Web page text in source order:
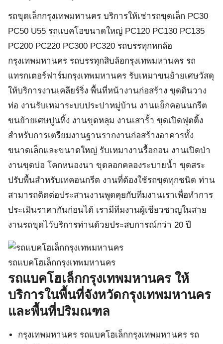
รถขุดเล็กกรุงเทพมหานคร บริการให้เช่ารถขุดเล็ก PC30
PC50 U55 รถแบคโฮขนาดใหญ่ PC120 PC130 PC135
PC200 PC220 PC300 PC320 รถบรรทุกหกล้อ
กรุงเทพมหานคร รถบรรทุกสิบล้อกรุงเทพมหานคร รถ
แทรกเตอร์ฟาร์มกรุงเทพมหานคร รับเหมาขนย้ายเศษวัสดุ
ให้บริการงานเคลียร์ริ่ง พื้นที่หน้างานก่อสร้าง ขุดดินวาง
ท่อ งานรับเหมาระบบประปาหมู่บ้าน งานแย็กคอนนกรีต
ขนย้ายเศษปูนทิ้ง งานขุดหลุม งานเสารั้ว ขุดเปิดฟุตติ้ง
สำหรับการเตรียมงานฐานรากงานก่อสร้างอาคารทั้ง
ขนาดเล็กและขนาดใหญ่ รับเหมางานรื้อถอน งานเปิดป่า
งานขุดบ่อ โคกหนองนา ขุดลอกคลองระบายน้ำ ขุดสระ
ปรับพื้นสำหรับเทคอนกรีต งานที่ต้องใช้รถขุดทุกชนิด ท่าน
สามารถติดต่อประสานงานพูดคุยกับทีมงานเราเพื่อทำการ
ประเมินราคากันก่อนได้ เรามีทีมงานผู้เชียวชาญในสาย
งานรถขุดไว้บริการท่านด้วยประสบการณ์กว่า 20 ปี
รถแบคโฮเล็กกรุงเทพมหานคร
รถแบคโฮเล็กกรุงเทพมหานคร ให้
บริการในพื้นที่จังหวัดกรุงเทพมหานคร
และพื้นที่ปริมณฑล
กรุงเทพมหานคร รถแบคโฮเล็กกรุงเทพมหานคร รถ